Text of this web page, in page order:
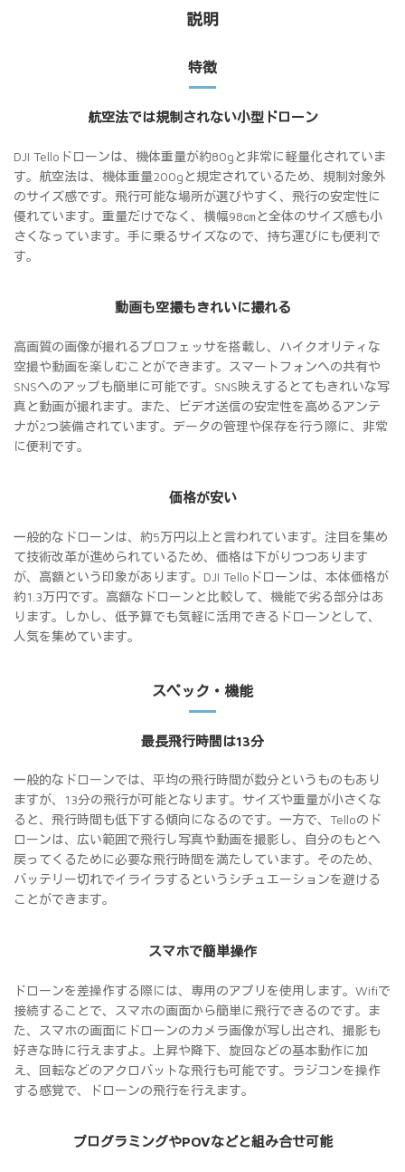
説明
特徴
航空法では規制されない小型ドローン
DJI Telloドローンは、機体重量が約80gと非常に軽量化されていま
す。航空法は、機体重量200gと規定されているため、規制対象外
のサイズ感です。飛行可能な場所が選びやすく、飛行の安定性に
優れています。重量だけでなく、横幅98㎝と全体のサイズ感も小
さくなっています。手に乗るサイズなので、持ち運びにも便利で
す。
動画も空撮もきれいに撮れる
高画質の画像が撮れるプロフェッサを搭載し、ハイクオリティな
空撮や動画を楽しむことができます。スマートフォンへの共有や
SNSへのアップも簡単に可能です。SNS映えするとてもきれいな写
真と動画が撮れます。また、ビデオ送信の安定性を高めるアンテ
ナが2つ装備されています。データの管理や保存を行う際に、非常
に便利です。
価格が安い
一般的なドローンは、約5万円以上と言われています。注目を集め
て技術改革が進められているため、価格は下がりつつあります
が、高額という印象があります。DJI Telloドローンは、本体価格が
約1.3万円です。高額なドローンと比較して、機能で劣る部分はあ
ります。しかし、低予算でも気軽に活用できるドローンとして、
人気を集めています。
スペック・機能
最長飛行時間は13分
一般的なドローンでは、平均の飛行時間が数分というものもあり
ますが、13分の飛行が可能となります。サイズや重量が小さくな
ると、飛行時間も低下する傾向になるのです。一方で、Telloのド
ローンは、広い範囲で飛行し写真や動画を撮影し、自分のもとへ
戻ってくるために必要な飛行時間を満たしています。そのため、
バッテリー切れでイライラするというシチュエーションを避ける
ことができます。
スマホで簡単操作
ドローンを差操作する際には、専用のアプリを使用します。Wifiで
接続することで、スマホの画面から簡単に飛行できるのです。ま
た、スマホの画面にドローンのカメラ画像が写し出され、撮影も
好きな時に行えますよ。上昇や降下、旋回などの基本動作に加
え、回転などのアクロバットな飛行も可能です。ラジコンを操作
する感覚で、ドローンの飛行を行えます。
プログラミングやPOVなどと組み合せ可能